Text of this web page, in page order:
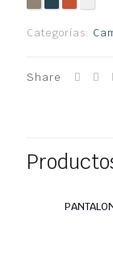
Categorías:
Share